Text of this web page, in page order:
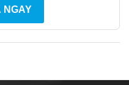
NGAY